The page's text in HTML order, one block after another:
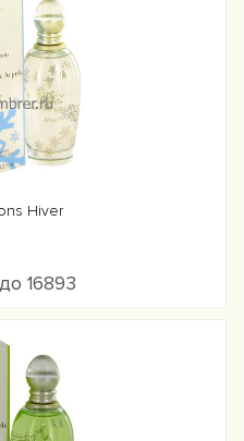
Hiver
16893